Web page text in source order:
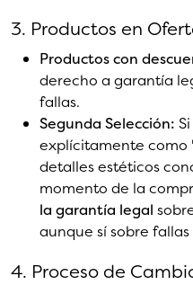
3. Productos en
Productos con
derecho a garantía
fallas.
Segunda Selección:
explícitamente como
detalles estéticos
momento de la
la garantía legal
aunque sí sobre
4. Proceso de